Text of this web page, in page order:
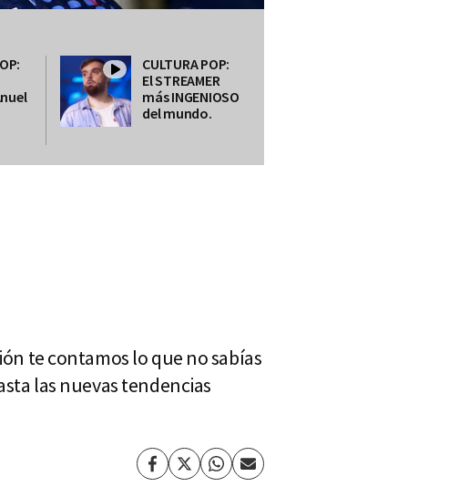
CULTURA POP:
El STREAMER
más INGENIOSO
del mundo.
te contamos lo que no sabías
las nuevas tendencias
Facebook
TwitterWhatsapp
Enviar